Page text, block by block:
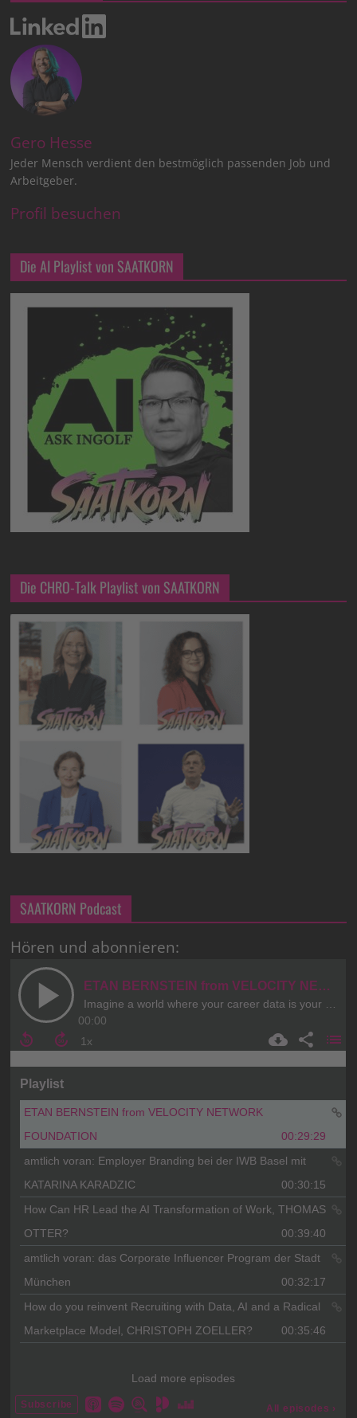
Gero Hesse
Jeder Mensch verdient den bestmöglich passenden Job und
Arbeitgeber.
Profil besuchen
Die AI Playlist von SAATKORN
Die CHRO-Talk Playlist von SAATKORN
SAATKORN Podcast
Hören und abonnieren: